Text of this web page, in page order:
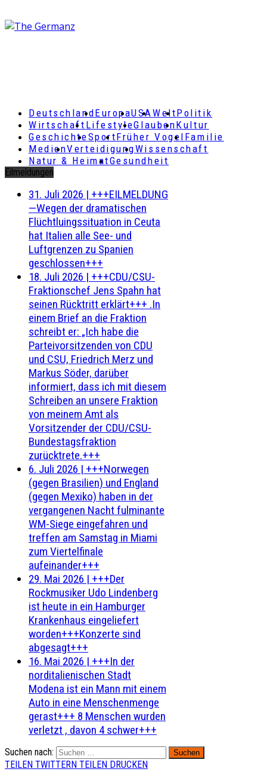
DeutschlandEuropaUSAWeltPolitik
Wirtschaft LifestyleGlaubenKultur
GeschichteSportFrüher Vogel Familie
MedienVerteidigungWissenschaft
Natur & HeimatGesundheit
Eilmeldungen
31. Juli 2026 | +++EILMELDUNG
—Wegen der dramatischen
Flüchtluingssituation in Ceuta
hat Italien alle See- und
Luftgrenzen zu Spanien
geschlossen+++
18. Juli 2026 | +++CDU/CSU-
Fraktionschef Jens Spahn hat
seinen Rücktritt erklärt+++ .In
einem Brief an die Fraktion
schreibt er: „Ich habe die
Parteivorsitzenden von CDU
und CSU, Friedrich Merz und
Markus Söder, darüber
informiert, dass ich mit diesem
Schreiben an unsere Fraktion
von meinem Amt als
Vorsitzender der CDU/CSU-
Bundestagsfraktion
zurücktrete.+++
6. Juli 2026 | +++Norwegen
(gegen Brasilien) und England
(gegen Mexiko) haben in der
vergangenen Nacht fulminante
WM-Siege eingefahren und
treffen am Samstag in Miami
zum Viertelfinale
aufeinander+++
29. Mai 2026 | +++Der
Rockmusiker Udo Lindenberg
ist heute in ein Hamburger
Krankenhaus eingeliefert
worden+++Konzerte sind
abgesagt+++
16. Mai 2026 | +++In der
norditalienischen Stadt
Modena ist ein Mann mit einem
Auto in eine Menschenmenge
gerast+++ 8 Menschen wurden
verletzt , davon 4 schwer+++
Suchen nach:
TEILEN TWITTERN TEILEN DRUCKEN